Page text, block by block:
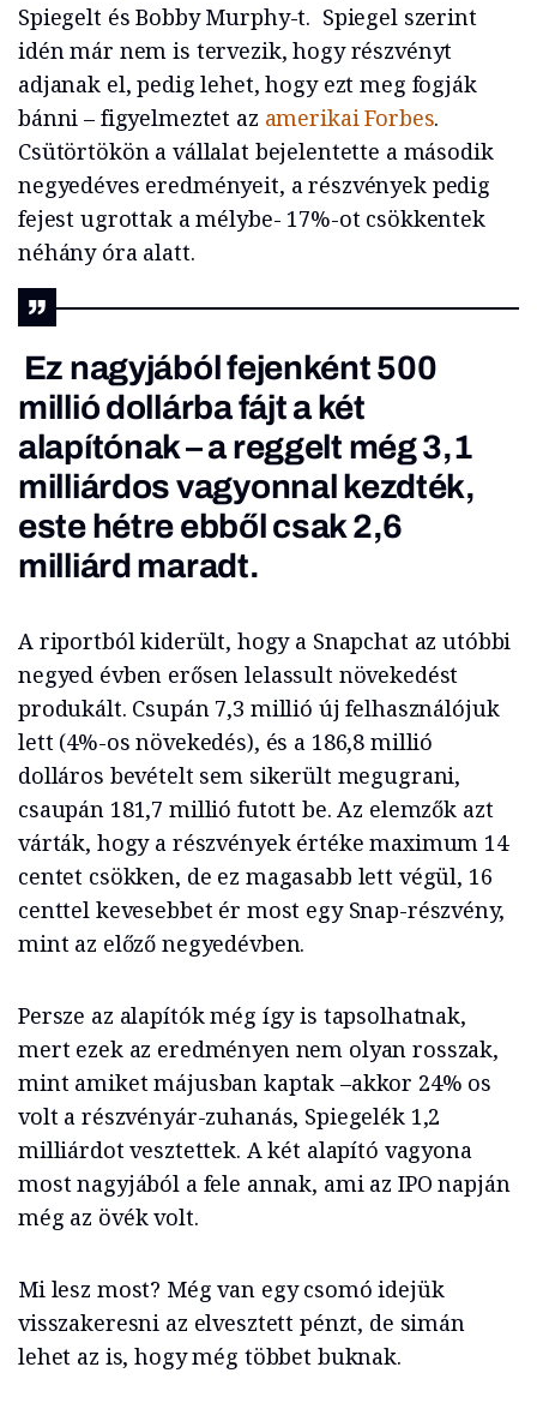
Spiegelt és Bobby Murphy-t. Spiegel szerint
idén már nem is tervezik, hogy részvényt
adjanak el, pedig lehet, hogy ezt meg fogják
bánni – figyelmeztet az amerikai Forbes.
Csütörtökön a vállalat bejelentette a második
negyedéves eredményeit, a részvények pedig
fejest ugrottak a mélybe- 17%-ot csökkentek
néhány óra alatt.
Ez nagyjából fejenként 500
millió dollárba fájt a két
alapítónak – a reggelt még 3,1
milliárdos vagyonnal kezdték,
este hétre ebből csak 2,6
milliárd maradt.
A riportból kiderült, hogy a Snapchat az utóbbi
negyed évben erősen lelassult növekedést
produkált. Csupán 7,3 millió új felhasználójuk
lett (4%-os növekedés), és a 186,8 millió
dolláros bevételt sem sikerült megugrani,
csaupán 181,7 millió futott be. Az elemzők azt
várták, hogy a részvények értéke maximum 14
centet csökken, de ez magasabb lett végül, 16
centtel kevesebbet ér most egy Snap-részvény,
mint az előző negyedévben.
Persze az alapítók még így is tapsolhatnak,
mert ezek az eredményen nem olyan rosszak,
mint amiket májusban kaptak –akkor 24% os
volt a részvényár-zuhanás, Spiegelék 1,2
milliárdot vesztettek. A két alapító vagyona
most nagyjából a fele annak, ami az IPO napján
még az övék volt.
Mi lesz most? Még van egy csomó idejük
visszakeresni az elvesztett pénzt, de simán
lehet az is, hogy még többet buknak.